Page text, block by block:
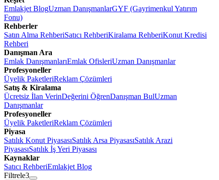
Emlakjet BlogUzman DanışmanlarGYF (Gayrimenkul Yatırım
Fonu)
Rehberler
Satın Alma RehberiSatıcı RehberiKiralama RehberiKonut Kredisi
Rehberi
Danışman Ara
Emlak DanışmanlarıEmlak OfisleriUzman Danışmanlar
Profesyoneller
Üyelik PaketleriReklam Çözümleri
Satış & Kiralama
Ücretsiz İlan VerinDeğerini ÖğrenDanışman BulUzman
Danışmanlar
Profesyoneller
Üyelik PaketleriReklam Çözümleri
Piyasa
Satılık Konut PiyasasıSatılık Arsa PiyasasıSatılık Arazi
PiyasasıSatılık İş Yeri Piyasası
Kaynaklar
Satıcı RehberiEmlakjet Blog
Filtrele3